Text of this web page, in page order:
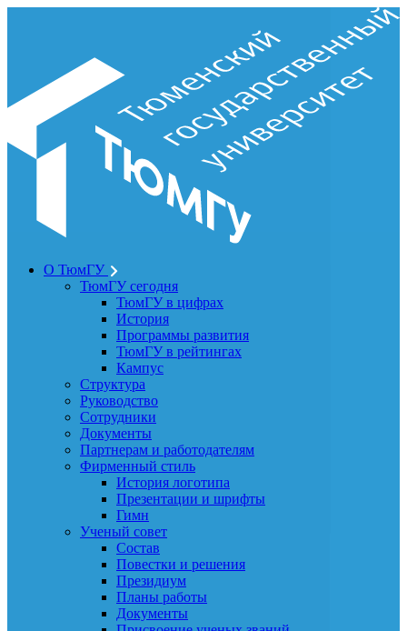
О ТюмГУ
ТюмГУ сегодня
ТюмГУ в цифрах
История
Программы развития
ТюмГУ в рейтингах
Кампус
Структура
Руководство
Сотрудники
Документы
Партнерам и работодателям
Фирменный стиль
История логотипа
Презентации и шрифты
Гимн
Ученый совет
Состав
Повестки и решения
Президиум
Планы работы
Документы